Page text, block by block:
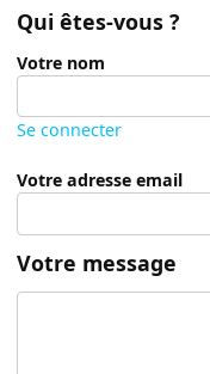
Qui êtes-vous ?
Votre nom
Se connecter
Votre adresse email
Votre message